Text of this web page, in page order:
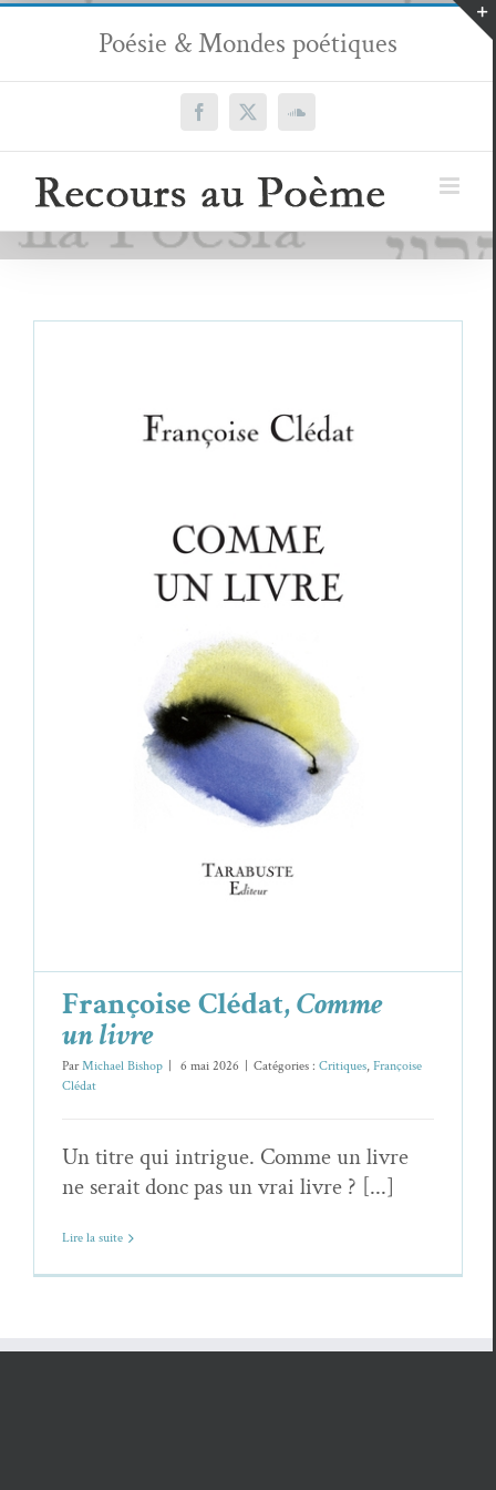
Passer
contenu
Poésie & Mondes poétiques
Facebook
X SoundCloud
Françoise Clédat,Comme un livre
Critiques Françoise Clédat
Françoise Clédat,Comme
un livre
ParMichael Bishop 6 mai 2026 Catégories : Critiques, Françoise
Clédat
Un titre qui intrigue. Comme un livre
ne serait donc pas un vrai livre ? [...]
Lire la suite